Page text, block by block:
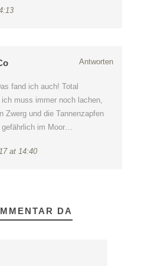
Antworten
fand ich auch! Total
muss immer noch lachen,
Zwerg und die Tannenzapfen
im Moor…
at 14:40
DA